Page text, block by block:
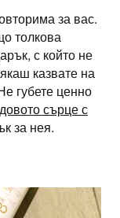
за вас.
толкова
с който не
казвате на
губете ценно
сърце с
за нея.